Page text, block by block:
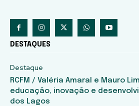
DESTAQUES
Destaque
RCFM / Valéria Amaral e Mauro
educação, inovação e
dos Lagos